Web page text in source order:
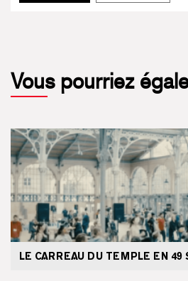
Vous pourriez
LE CARREAU DU TEMPLE EN 49